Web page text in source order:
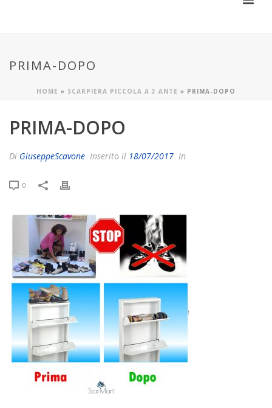
PRIMA-DOPO
HOME » SCARPIERA PICCOLA A 3 ANTE » PRIMA-DOPO
PRIMA-DOPO
Di GiuseppeScavone Inserito il 18/07/2017 In
0